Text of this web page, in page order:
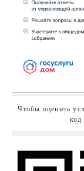
Чтобы оценить
код